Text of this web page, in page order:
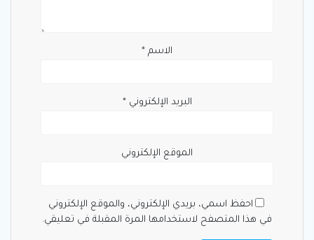
الاسم *
البريد الإلكتروني*
الموقع الإلكتروني
احفظ اسمي، بريدي الإلكتروني، والموقع الإلكتروني
في هذا المتصفح لاستخدامها المرة المقبلة في تعليقي.